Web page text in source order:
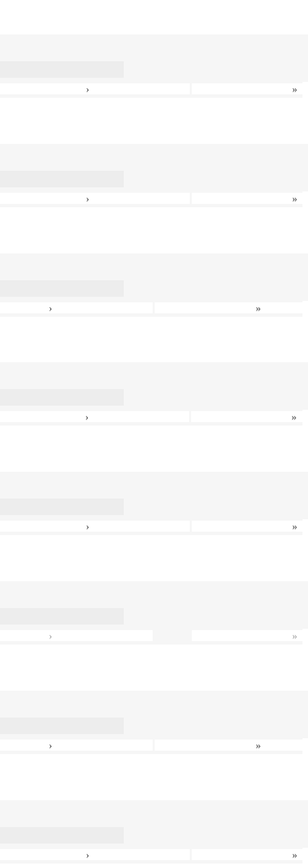
› »
› »
› »
› »
› »
› »
› »
› »